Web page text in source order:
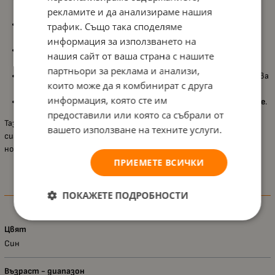
ежедневна употреба;
Подходяща за бебета и малки деца, съобразена с
деликатната грижа;
Компактен и удобен дизайн, който позволява
захват и контрол;
Поддържависоко ниво на хигиена , като може да се почиства
и дезинфекцира със спирт;
Практична заежедневна употреба у дома или при пътуване.
Тази ножичка е отличен избор за родителите, които търсят
сигурност, удобство и прецизност в грижата за бебешките
нокти.
Характеристики
Цвят
Син
Възраст - диапазон
рекламите и да анализираме нашия
трафик. Също така споделяме
информация за използването на
нашия сайт от ваша страна с нашите
партньори за реклама и анализи,
които може да я комбинират с друга
информация, която сте им
предоставили или която са събрали от
вашето използване на техните услуги.
ПРИЕМЕТЕ ВСИЧКИ
ПОКАЖЕТЕ ПОДРОБНОСТИ